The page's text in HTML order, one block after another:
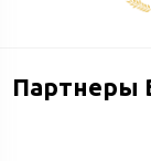
Партнеры